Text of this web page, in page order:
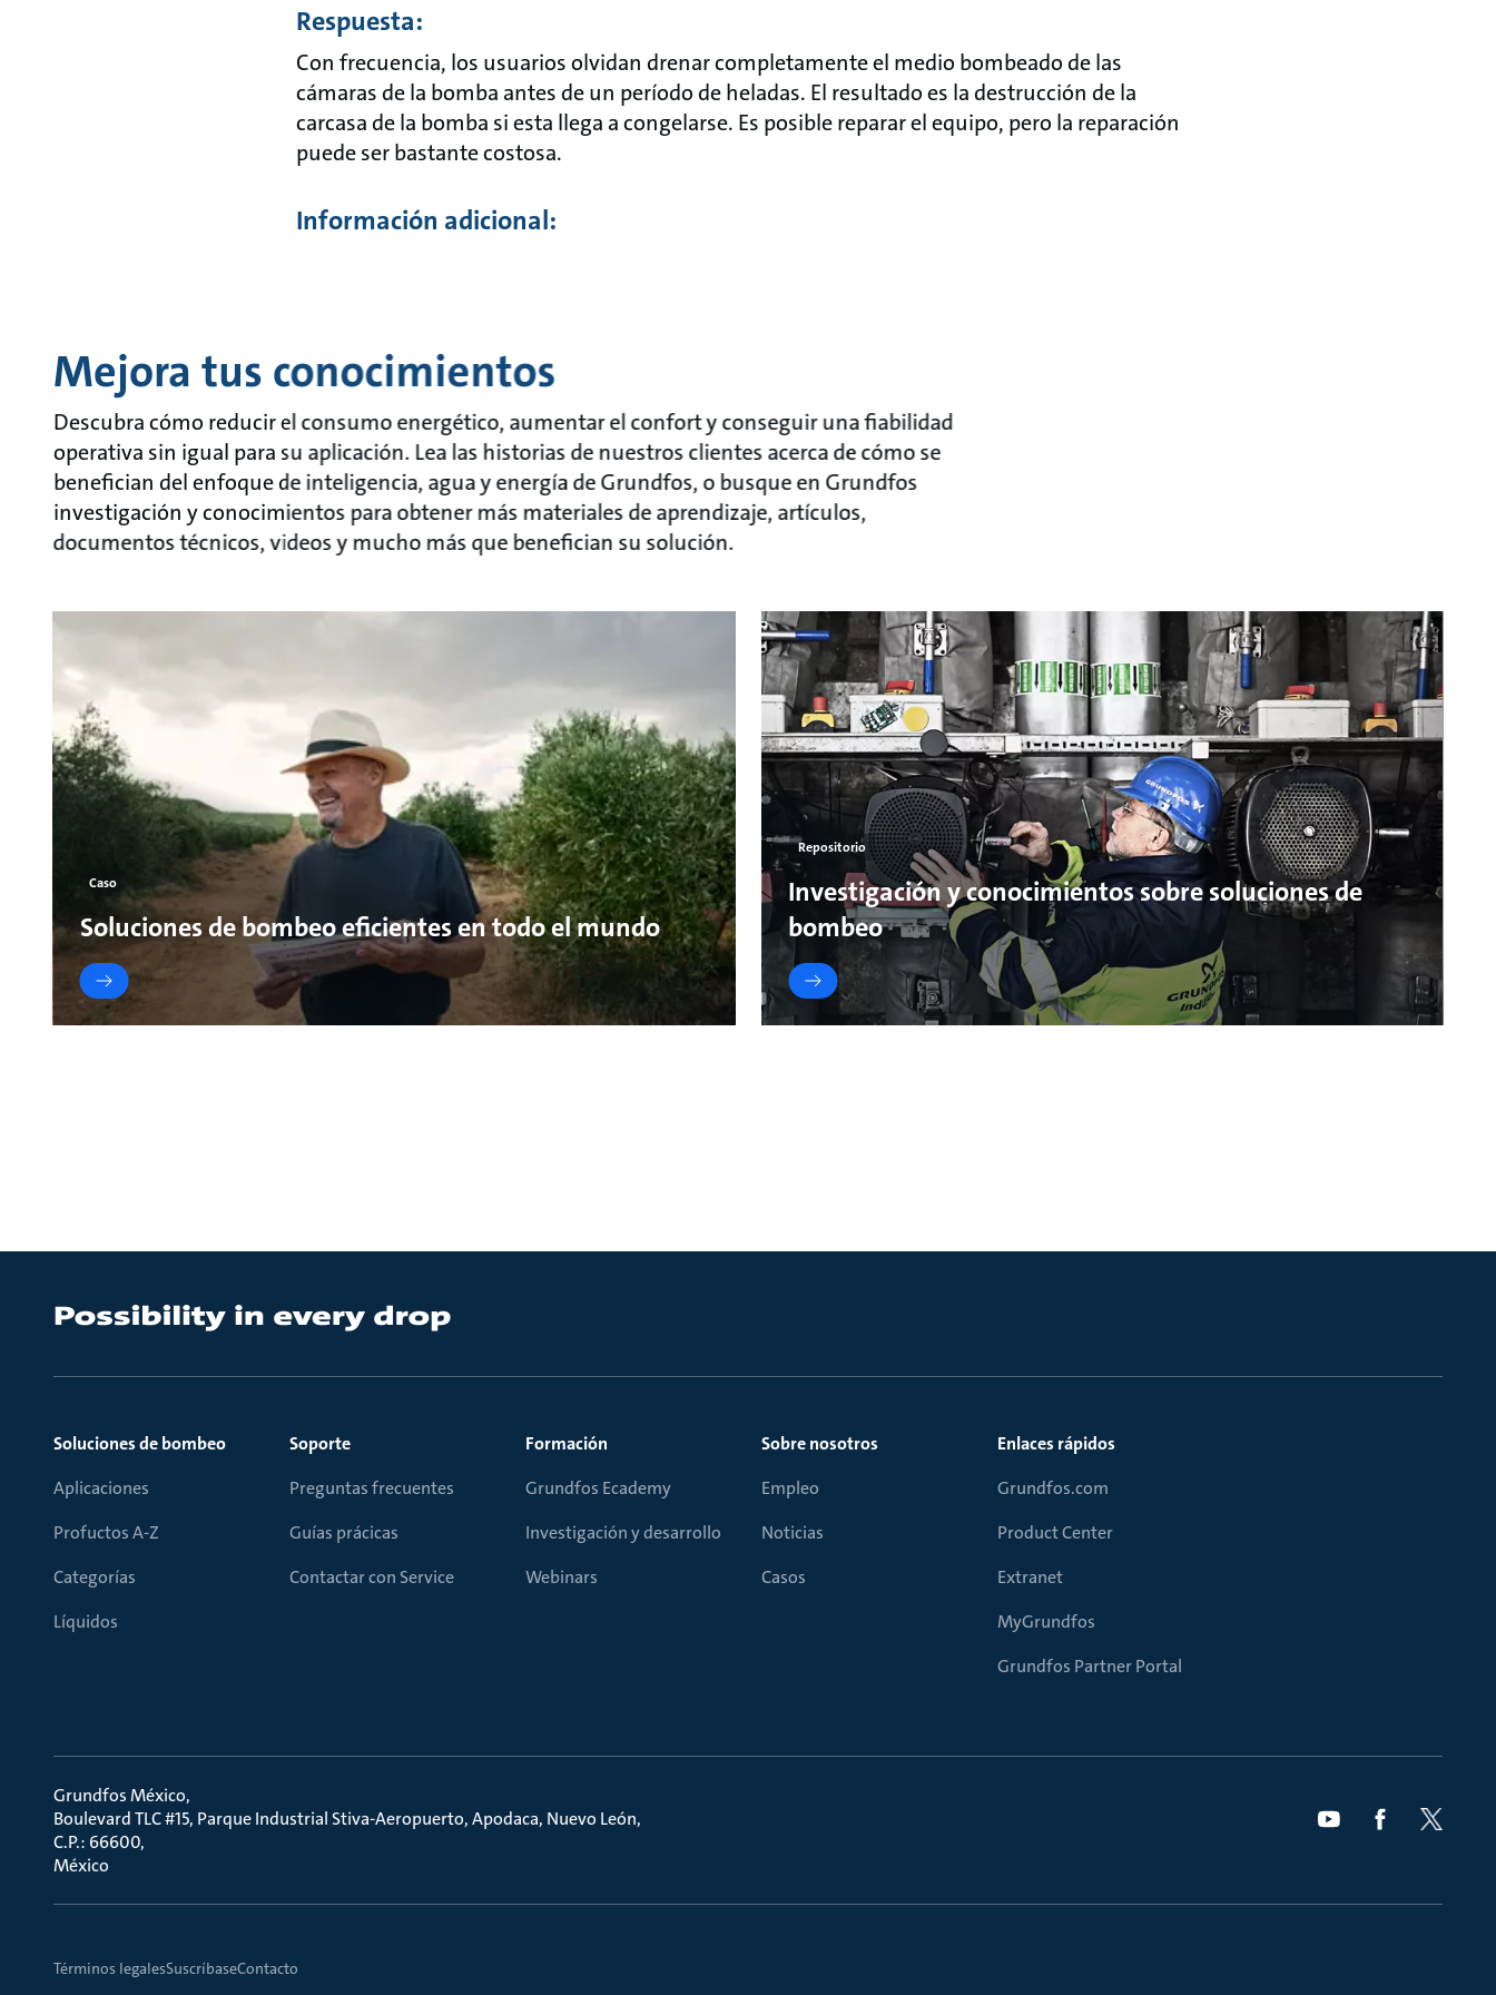
Respuesta:
Con frecuencia, los usuarios olvidan drenar completamente el medio bombeado de las
cámaras de la bomba antes de un período de heladas. El resultado es la destrucción de la
carcasa de la bomba si esta llega a congelarse. Es posible reparar el equipo, pero la reparación
puede ser bastante costosa.
Información adicional:
Mejora tus conocimientos
Descubra cómo reducir el consumo energético, aumentar el confort y conseguir una fiabilidad
operativa sin igual para su aplicación. Lea las historias de nuestros clientes acerca de cómo se
benefician del enfoque de inteligencia, agua y energía de Grundfos, o busque en Grundfos
investigación y conocimientos para obtener más materiales de aprendizaje, artículos,
documentos técnicos, videos y mucho más que benefician su solución.
Caso
Soluciones de bombeo eficientes en todo el mundo
Repositorio
Investigación y conocimientos sobre soluciones de
bombeo
Soluciones de bombeo
Aplicaciones
Profuctos A-Z
Categorías
Líquidos
Soporte
Preguntas frecuentes
Guías prácicas
Contactar con Service
Formación
Grundfos Ecademy
Investigación y desarrollo
Webinars
Sobre nosotros
Empleo
Noticias
Casos
Enlaces rápidos
Grundfos.com
Product Center
Extranet
MyGrundfos
Grundfos Partner Portal
Grundfos México
Boulevard TLC #15, Parque Industrial Stiva-Aeropuerto, Apodaca, Nuevo León
C.P.: 66600
México
Términos legalesSuscríbaseContacto